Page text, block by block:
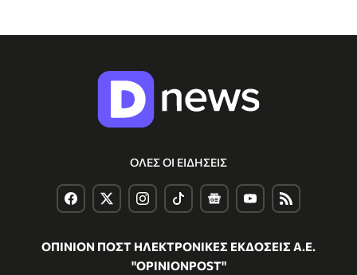
ΟΛΕΣ ΟΙ ΕΙΔΗΣΕΙΣ
ΟΠΙΝΙΟΝ ΠΟΣΤ ΗΛΕΚΤΡΟΝΙΚΕΣ ΕΚΔΟΣΕΙΣ Α.Ε.
"OPINIONPOST"